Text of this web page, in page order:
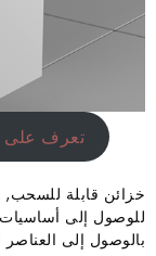
تعرف على
خزائن قابلة
للوصول إلى
بالوصول إلى